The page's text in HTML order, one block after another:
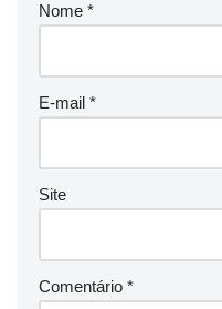
Nome *
E-mail *
Site
Comentário *